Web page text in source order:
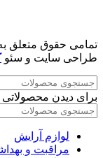
تمامی حقوق متعلق
طراحی سایت و سئو
برای دیدن محصولاتی
لوازم آرایش
مراقبت و